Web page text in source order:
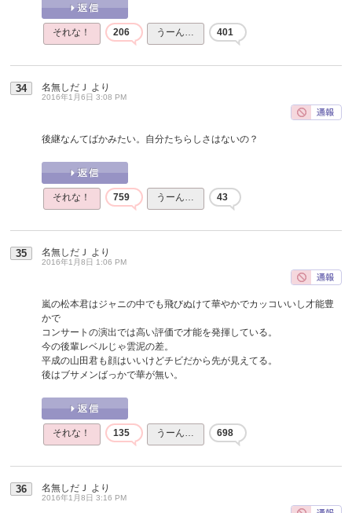
それな！ 206 うーん… 401
34 名無しだＪ より
2016年1月6日 3:08 PM
後継なんてばかみたい。自分たちらしさはないの？
それな！ 759 うーん… 43
35 名無しだＪ より
2016年1月8日 1:06 PM
嵐の松本君はジャニの中でも飛びぬけて華やかでカッコいいし才能豊
かで
コンサートの演出では高い評価で才能を発揮している。
今の後輩レベルじゃ雲泥の差。
平成の山田君も顔はいいけどチビだから先が見えてる。
後はブサメンばっかで華が無い。
それな！ 135 うーん… 698
36 名無しだＪ より
2016年1月8日 3:16 PM